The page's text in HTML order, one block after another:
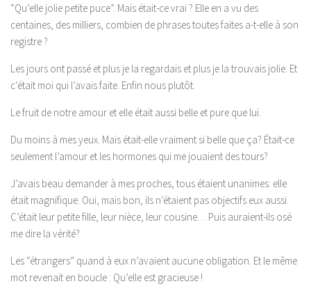
“Qu’elle jolie petite puce”. Mais était-ce vrai ? Elle en a vu des
centaines, des milliers, combien de phrases toutes faites a-t-elle à son
registre ?
Les jours ont passé et plus je la regardais et plus je la trouvais jolie. Et
c’était moi qui l’avais faite. Enfin nous plutôt.
Le fruit de notre amour et elle était aussi belle et pure que lui.
Du moins à mes yeux. Mais était-elle vraiment si belle que ça? Était-ce
seulement l’amour et les hormones qui me jouaient des tours?
J’avais beau demander à mes proches, tous étaient unanimes: elle
était magnifique. Oui, mais bon, ils n’étaient pas objectifs eux aussi.
C’était leur petite fille, leur nièce, leur cousine… Puis auraient-ils osé
me dire la vérité?
Les “étrangers” quand à eux n’avaient aucune obligation. Et le même
mot revenait en boucle : Qu’elle est gracieuse !